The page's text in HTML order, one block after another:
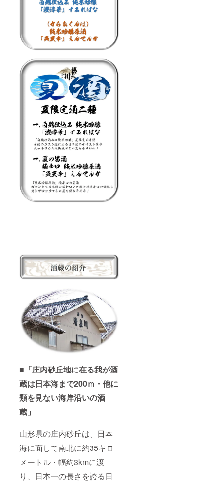
■「庄内砂丘地に在る我が酒
蔵は日本海まで200ｍ・他に
類を見ない海岸沿いの酒
蔵」
山形県の庄内砂丘は、日本
海に面して南北に約35キロ
メートル・幅約3kmに渡
り、日本一の長さを誇る日